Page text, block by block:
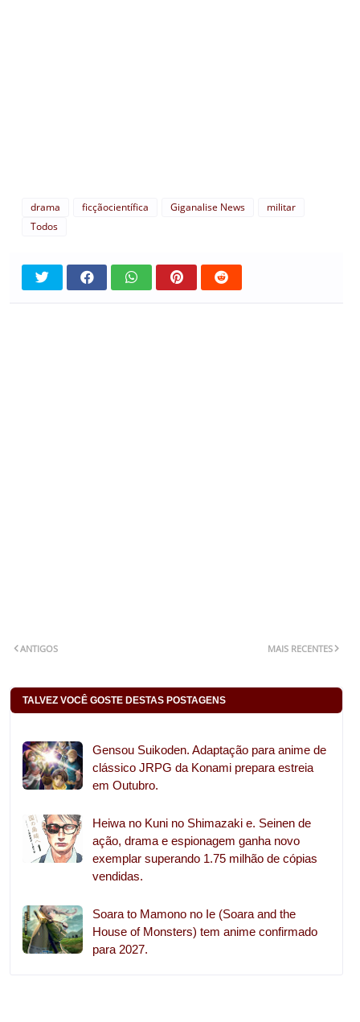
drama ficçãocientífica Giganalise News
militar
Todos
MAIS RECENTES
ANTIGOS
TALVEZ VOCÊ GOSTE DESTAS POSTAGENS
Gensou Suikoden. Adaptação para anime de
clássico JRPG da Konami prepara estreia
em Outubro.
Heiwa no Kuni no Shimazaki e. Seinen de
ação, drama e espionagem ganha novo
exemplar superando 1.75 milhão de cópias
vendidas.
Soara to Mamono no Ie (Soara and the
House of Monsters) tem anime confirmado
para 2027.